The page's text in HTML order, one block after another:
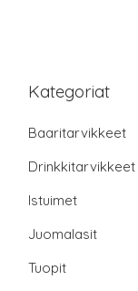
Kategoriat
Baaritarvikkeet
Drinkkitarvikkeet
Istuimet
Juomalasit
Tuopit